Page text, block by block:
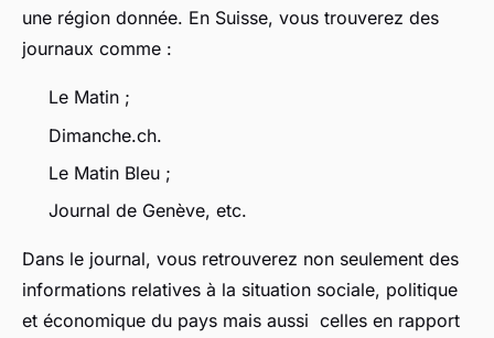
une région donnée. En Suisse, vous trouverez des
journaux comme :
Le Matin ;
Dimanche.ch.
Le Matin Bleu ;
Journal de Genève, etc.
Dans le journal, vous retrouverez non seulement des
informations relatives à la situation sociale, politique
et économique du pays mais aussi celles en rapport